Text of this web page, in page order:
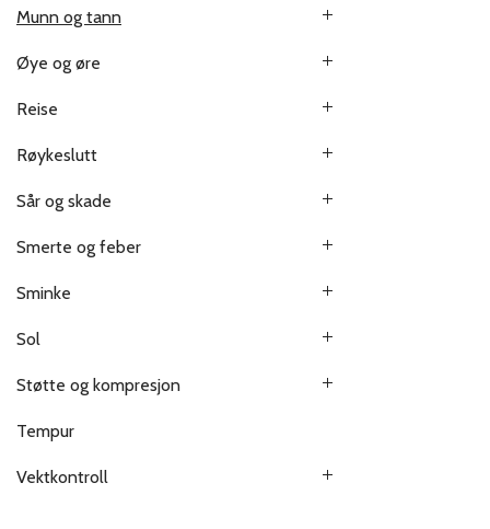
Munn og tann
Øye og øre
Reise
Røykeslutt
Sår og skade
Smerte og feber
Sminke
Sol
Støtte og kompresjon
Tempur
Vektkontroll